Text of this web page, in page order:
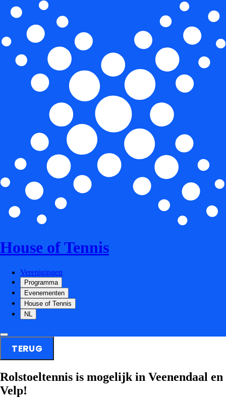
House of Tennis
Verenigingen
Programma
Evenementen
House of Tennis
NL
TERUG
Rolstoeltennis is mogelijk in Veenendaal en
Velp!